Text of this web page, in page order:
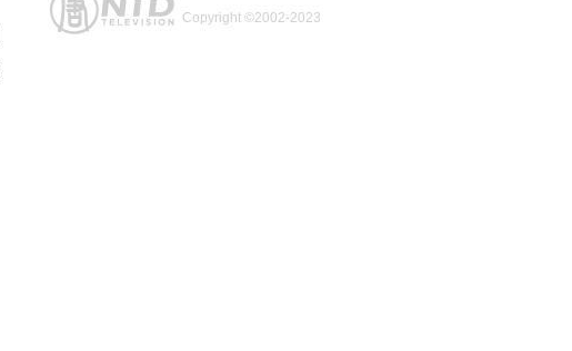
Copyright ©2002-2023